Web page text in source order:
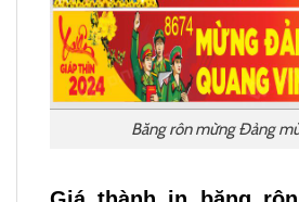
Băng rôn mừng Đảng